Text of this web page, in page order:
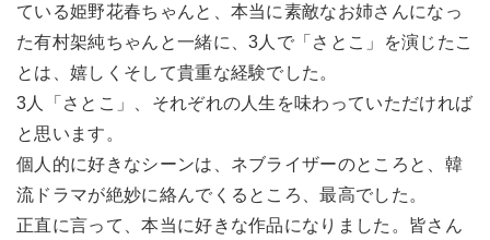
ている姫野花春ちゃんと、本当に素敵なお姉さんになっ
た有村架純ちゃんと一緒に、3人で「さとこ」を演じたこ
とは、嬉しくそして貴重な経験でした。
3人「さとこ」、それぞれの人生を味わっていただければ
と思います。
個人的に好きなシーンは、ネブライザーのところと、韓
流ドラマが絶妙に絡んでくるところ、最高でした。
正直に言って、本当に好きな作品になりました。皆さん